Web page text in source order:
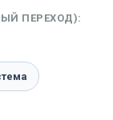
ПЕРЕХОД):